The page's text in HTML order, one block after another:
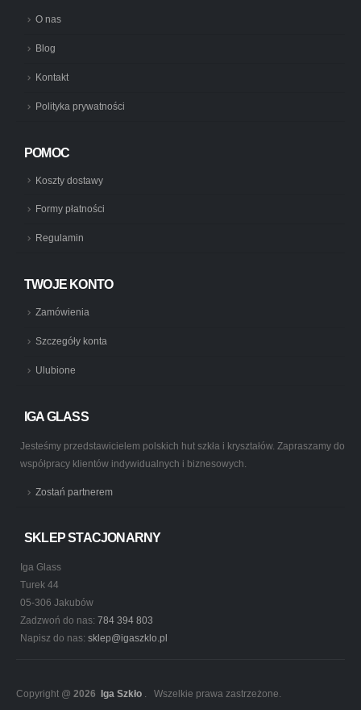
O nas
Blog
Kontakt
Polityka prywatności
POMOC
Koszty dostawy
Formy płatności
Regulamin
TWOJE KONTO
Zamówienia
Szczegóły konta
Ulubione
IGA GLASS
Jesteśmy przedstawicielem polskich hut szkła i kryształów. Zapraszamy do
współpracy klientów indywidualnych i biznesowych.
Zostań partnerem
SKLEP STACJONARNY
Iga Glass
Turek 44
05-306 Jakubów
Zadzwoń do nas: 784 394 803
Napisz do nas: sklep@igaszklo.pl
Copyright @ 2026 Iga Szkło . Wszelkie prawa zastrzeżone.